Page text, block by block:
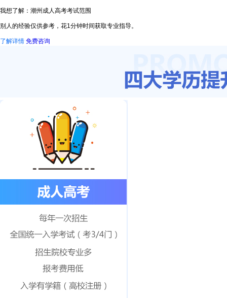
我想了解：潮州成人高考考试范围
别人的经验仅供参考，花1分钟时间获取专业指导。
了解详情 免费咨询